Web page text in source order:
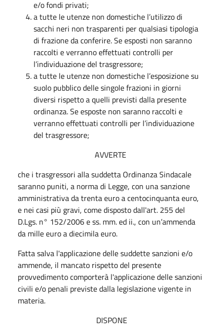
e/o fondi privati;
a tutte le utenze non domestiche l’utilizzo di
sacchi neri non trasparenti per qualsiasi tipologia
di frazione da conferire. Se esposti non saranno
raccolti e verranno effettuati controlli per
l’individuazione del trasgressore;
a tutte le utenze non domestiche l’esposizione su
suolo pubblico delle singole frazioni in giorni
diversi rispetto a quelli previsti dalla presente
ordinanza. Se esposte non saranno raccolti e
verranno effettuati controlli per l’individuazione
del trasgressore;
AVVERTE
che i trasgressori alla suddetta Ordinanza Sindacale
saranno puniti, a norma di Legge, con una sanzione
amministrativa da trenta euro a centocinquanta euro,
e nei casi più gravi, come disposto dall'art. 255 del
D.Lgs. n° 152/2006 e ss. mm. ed ii., con un’ammenda
da mille euro a diecimila euro.
Fatta salva l'applicazione delle suddette sanzioni e/o
ammende, il mancato rispetto del presente
provvedimento comporterà l'applicazione delle sanzioni
civili e/o penali previste dalla legislazione vigente in
materia.
DISPONE